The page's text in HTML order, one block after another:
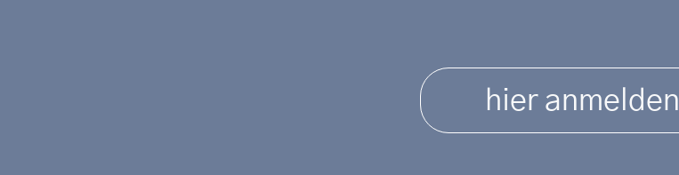
hier anmelden